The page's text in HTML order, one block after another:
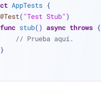
AppTests {
@Test( "Test Stub" )
func stub() async throws {
// Prueba aquí.
    }